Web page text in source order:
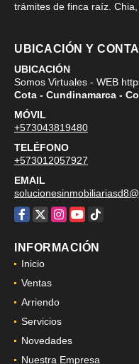
trámites de finca raíz.
UBICACIÓN Y
UBICACIÓN
Somos Virtuales - WEB
Cota - Cundinamarca -
MÓVIL
+573043819480
TELÉFONO
+573012057927
EMAIL
Facebook
X Instagram
YouTube
TikTok
INFORMACIÓN
Inicio
Ventas
Arriendo
Servicios
Novedades
Nuestra Empresa